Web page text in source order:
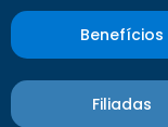
Benefícios
Filiadas